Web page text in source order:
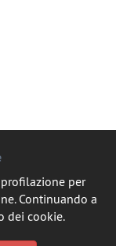
per
Continuando a
dei cookie.